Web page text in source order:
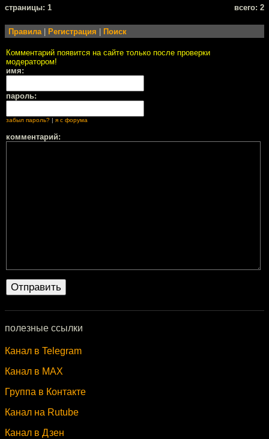
cтраницы: 1 всего: 2
Правила | Регистрация | Поиск
Комментарий появится на сайте только после проверки
модератором!
имя:
пароль:
забыл пароль? | я с форума
комментарий:
полезные ссылки
Канал в Telegram
Канал в MAX
Группа в Контакте
Канал на Rutube
Канал в Дзен